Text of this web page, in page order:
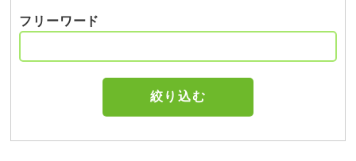
フリーワード